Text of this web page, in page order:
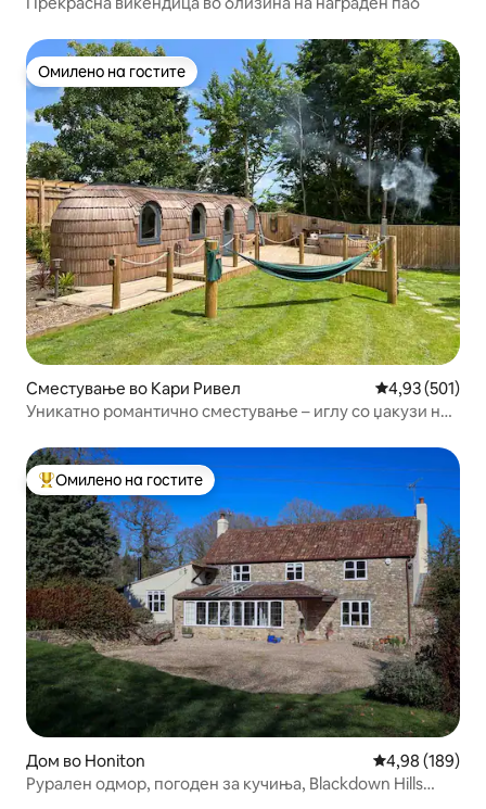
Омилено на гостите
Омилено на гостите
Сместување во Кари Ривел Просечна
4,93 (501)
Уникатно романтично сместување – иглу со џакузи на
Меѓу најуспешните „Омилени на гостите“
Омилено на гостите
Дом во Honiton Просечна
4,98 (189)
Рурален одмор, погоден за кучиња, Blackdown Hills